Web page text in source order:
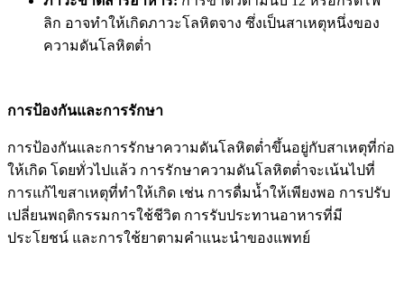
ลิก อาจทำให้เกิดภาวะโลหิตจาง ซึ่งเป็นสาเหตุหนึ่งของ
ความดันโลหิตต่ำ
การป้องกันและการรักษา
การป้องกันและการรักษาความดันโลหิตต่ำขึ้นอยู่กับสาเหตุที่ก่อ
ให้เกิด โดยทั่วไปแล้ว การรักษาความดันโลหิตต่ำจะเน้นไปที่
การแก้ไขสาเหตุที่ทำให้เกิด เช่น การดื่มน้ำให้เพียงพอ การปรับ
เปลี่ยนพฤติกรรมการใช้ชีวิต การรับประทานอาหารที่มี
ประโยชน์ และการใช้ยาตามคำแนะนำของแพทย์